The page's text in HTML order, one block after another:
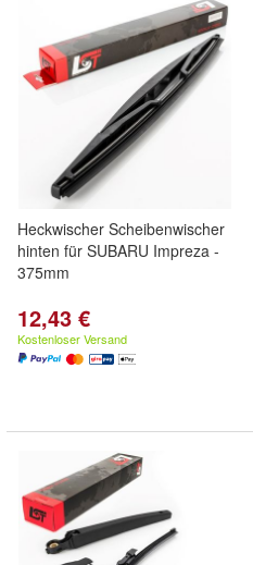
Heckwischer Scheibenwischer
hinten für SUBARU Impreza -
375mm
12,43 €
Kostenloser Versand